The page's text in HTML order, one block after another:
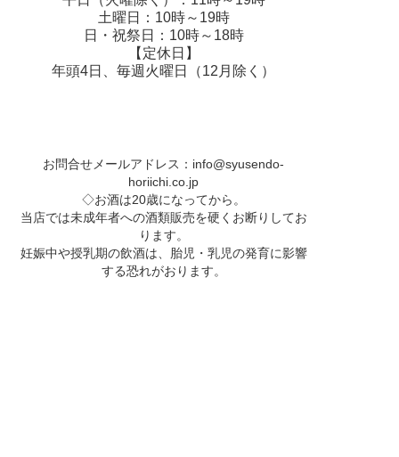
土曜日：10時～19時
日・祝祭日：10時～18時
【定休日】
年頭4日、毎週火曜日（12月除く）
お問合せメールアドレス： info@syusendo-
horiichi.co.jp
◇お酒は20歳になってから。
当店では未成年者への酒類販売を硬くお断りしてお
ります。
妊娠中や授乳期の飲酒は、胎児・乳児の発育に影響
する恐れがおります。